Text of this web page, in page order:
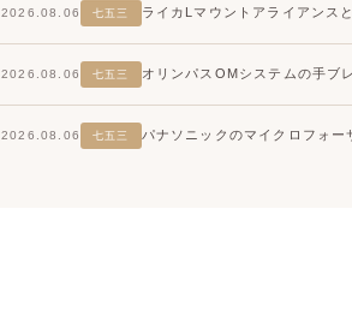
2026.08.06 七五三 ライカLマウントアライアンス
2026.08.06 七五三 オリンパスOMシステムの手ブ
2026.08.06 七五三 パナソニックのマイクロフォ